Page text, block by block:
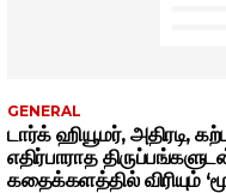
GENERAL
டார்க் ஹியூமர், அதிரடி,
எதிர்பாராத
கதைக்களத்தில் விரியும்